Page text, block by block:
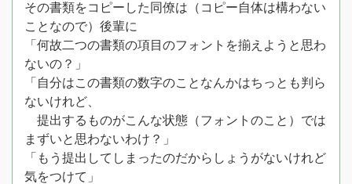
その書類をコピーした同僚は（コピー自体は構わない
ことなので）後輩に
「何故二つの書類の項目のフォントを揃えようと思わ
ないの？」
「自分はこの書類の数字のことなんかはちっとも判ら
ないけれど、
提出するものがこんな状態（フォントのこと）では
まずいと思わないわけ？」
「もう提出してしまったのだからしょうがないけれど
気をつけて」